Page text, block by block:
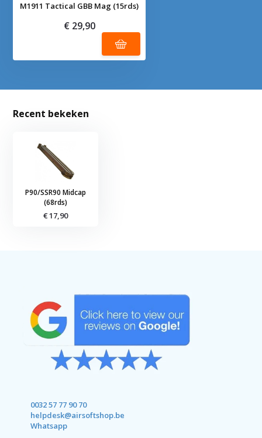
M1911 Tactical GBB Mag (15rds)
€ 29,90
Recent bekeken
P90/SSR90 Midcap
(68rds)
€ 17,90
0032 57 77 90 70
helpdesk@airsoftshop.be
Whatsapp